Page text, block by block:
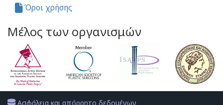
Όροι χρήσης
Μέλος των οργανισμών
Ασφάλεια και απόρρητο δεδομένων